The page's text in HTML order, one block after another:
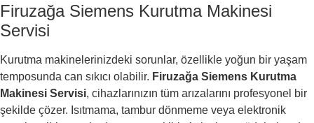
Firuzağa Siemens Kurutma Makinesi
Servisi
Kurutma makinelerinizdeki sorunlar, özellikle yoğun bir yaşam
temposunda can sıkıcı olabilir. Firuzağa Siemens Kurutma
Makinesi Servisi, cihazlarınızın tüm arızalarını profesyonel bir
şekilde çözer. Isıtmama, tambur dönmeme veya elektronik